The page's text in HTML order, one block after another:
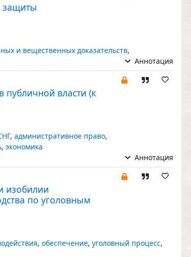
защиты
и вещественных доказательств,
Аннотация
публичной власти (к
, административное право,
, экономика
Аннотация
изобилии
по уголовным
, обеспечение, уголовный процесс,